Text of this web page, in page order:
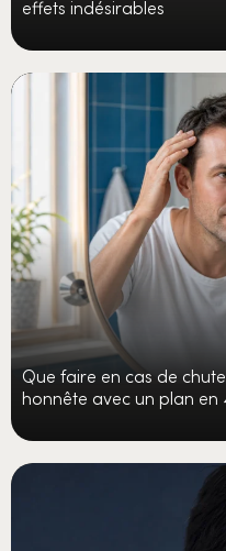
effets indésirables
Que faire en cas de
honnête avec un plan en